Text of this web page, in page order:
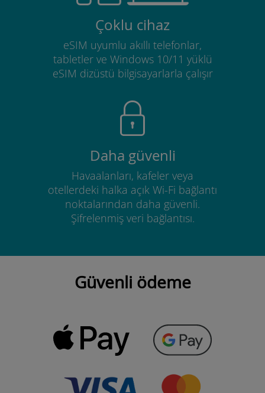
Çoklu cihaz
eSIM uyumlu akıllı telefonlar,
tabletler ve Windows 10/11 yüklü
eSIM dizüstü bilgisayarlarla çalışır
Daha güvenli
Havaalanları, kafeler veya
otellerdeki halka açık Wi-Fi bağlantı
noktalarından daha güvenli.
Şifrelenmiş veri bağlantısı.
Güvenli ödeme